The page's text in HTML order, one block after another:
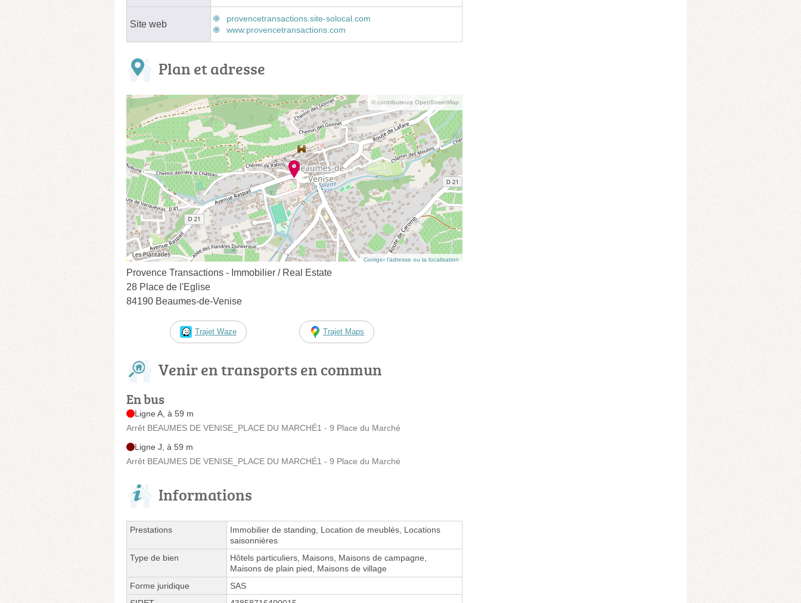
Site web
provencetransactions.site-solocal.com
www.provencetransactions.com
Plan et adresse
© contributeurs OpenStreetMap
Corriger l’adresse ou la localisation
Provence Transactions - Immobilier / Real Estate
28 Place de l'Eglise
84190 Beaumes-de-Venise
Trajet Waze Trajet Maps
Venir en transports en commun
En bus
Ligne A, à 59 m
Arrêt BEAUMES DE VENISE_PLACE DU MARCHÉ1 - 9 Place du Marché
Ligne J, à 59 m
Arrêt BEAUMES DE VENISE_PLACE DU MARCHÉ1 - 9 Place du Marché
Informations
Prestations
Immobilier de standing, Location de meublés, Locations
saisonnières
Type de bien
Hôtels particuliers, Maisons, Maisons de campagne,
Maisons de plain pied, Maisons de village
Forme juridique
SAS